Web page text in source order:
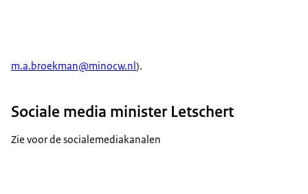
m.a.broekman@minocw.nl ).
Sociale media minister Letschert
Zie voor de socialemediakanalen